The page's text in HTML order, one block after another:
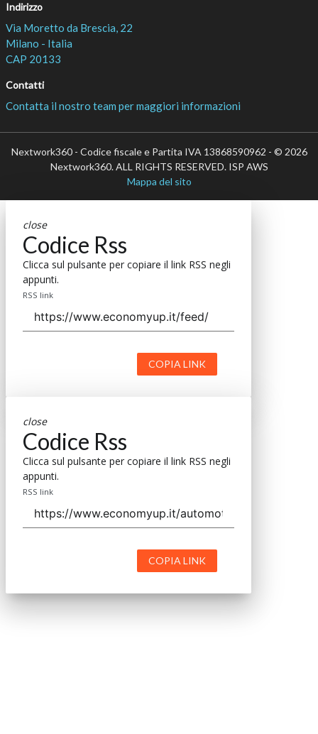
Indirizzo
Via Moretto da Brescia, 22
Milano - Italia
CAP 20133
Contatti
Contatta il nostro team per maggiori informazioni
Nextwork360 - Codice fiscale e Partita IVA 13868590962 - © 2026
Nextwork360. ALL RIGHTS RESERVED. ISP AWS
Mappa del sito
close
Codice Rss
Clicca sul pulsante per copiare il link RSS negli
appunti.
RSS link
COPIA LINK
close
Codice Rss
Clicca sul pulsante per copiare il link RSS negli
appunti.
RSS link
COPIA LINK